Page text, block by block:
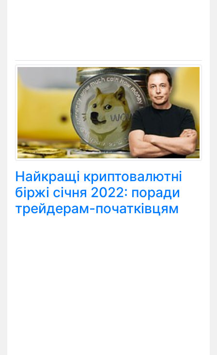
Найкращі криптовалютні
біржі січня 2022: поради
трейдерам-початківцям